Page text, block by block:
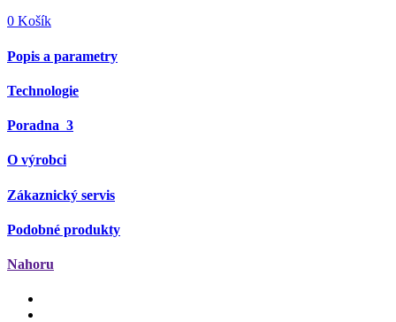
0 Košík
Popis a parametry
Technologie
Poradna 3
O výrobci
Zákaznický servis
Podobné produkty
Nahoru